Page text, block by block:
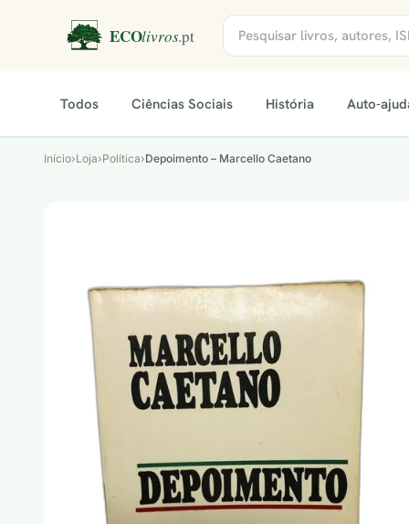
Todos Ciências Sociais História Auto-
Início›Loja›Política›Depoimento – Marcello Caetano